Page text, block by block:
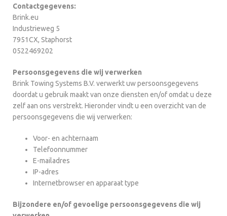
Contactgegevens:
Brink.eu
Industrieweg 5
7951CX, Staphorst
0522469202
Persoonsgegevens die wij verwerken
Brink Towing Systems B.V. verwerkt uw persoonsgegevens
doordat u gebruik maakt van onze diensten en/of omdat u deze
zelf aan ons verstrekt. Hieronder vindt u een overzicht van de
persoonsgegevens die wij verwerken:
Voor- en achternaam
Telefoonnummer
E-mailadres
IP-adres
Internetbrowser en apparaat type
Bijzondere en/of gevoelige persoonsgegevens die wij